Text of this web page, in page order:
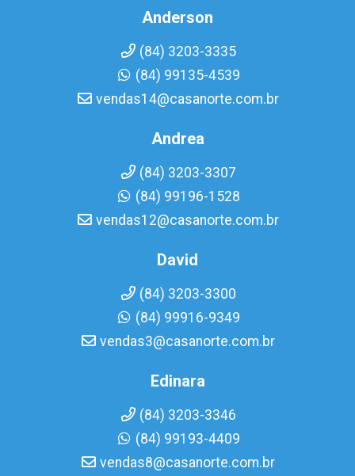
Anderson
(84) 3203-3335
(84) 99135-4539
vendas14@casanorte.com.br
Andrea
(84) 3203-3307
(84) 99196-1528
vendas12@casanorte.com.br
David
(84) 3203-3300
(84) 99916-9349
vendas3@casanorte.com.br
Edinara
(84) 3203-3346
(84) 99193-4409
vendas8@casanorte.com.br